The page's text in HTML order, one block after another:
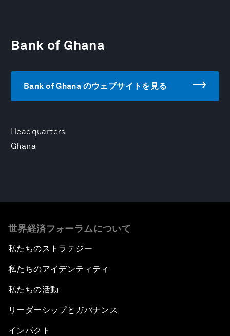
Headquarters
Ghana
Bank of Ghana
Bank of Ghana のウェブサイトを見る
世界経済フォーラムについて
私たちのストラテジー
私たちのアイデンティティ
私たちの活動
リーダーシップとガバナンス
インパクト